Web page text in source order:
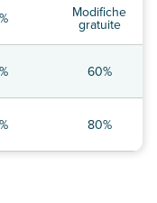
Modifiche
gratuite
60%
80%